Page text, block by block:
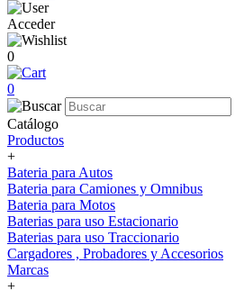
Acceder
0
0
Catálogo
Productos
+
Bateria para Autos
Bateria para Camiones y Omnibus
Bateria para Motos
Baterias para uso Estacionario
Baterias para uso Traccionario
Cargadores , Probadores y Accesorios
Marcas
+